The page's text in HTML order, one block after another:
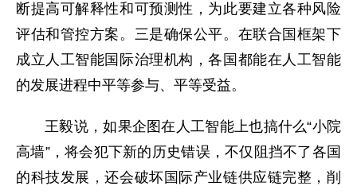
断提高可解释性和可预测性，为此要建立各种风险
评估和管控方案。三是确保公平。在联合国框架下
成立人工智能国际治理机构，各国都能在人工智能
的发展进程中平等参与、平等受益。
王毅说，如果企图在人工智能上也搞什么“小院
高墙”，将会犯下新的历史错误，不仅阻挡不了各国
的科技发展，还会破坏国际产业链供应链完整，削